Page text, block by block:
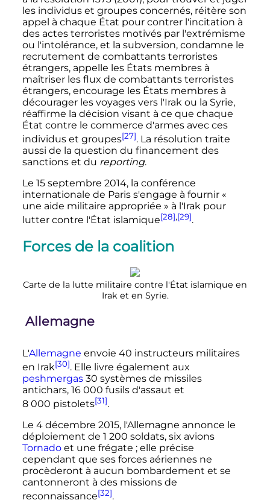
les individus et groupes concernés, réitère son
appel à chaque État pour contrer l'incitation à
des actes terroristes motivés par l'extrémisme
ou l'intolérance, et la subversion, condamne le
recrutement de combattants terroristes
étrangers, appelle les États membres à
maîtriser les flux de combattants terroristes
étrangers, encourage les États membres à
décourager les voyages vers l'Irak ou la Syrie,
réaffirme la décision visant à ce que chaque
État contre le commerce d'armes avec ces
individus et groupes[27]. La résolution traite
aussi de la question du financement des
sanctions et du reporting.
Le 15 septembre 2014, la conférence
internationale de Paris s'engage à fournir «
une aide militaire appropriée » à l'Irak pour
lutter contre l'État islamique[28],[29].
Forces de la coalition
Carte de la lutte militaire contre l'État islamique en
Irak et en Syrie.
Allemagne
L'Allemagne envoie 40 instructeurs militaires
en Irak[30]. Elle livre également aux
peshmergas30 systèmes de missiles
antichars, 16 000 fusilsd'assaut et
8 000 pistolets[31].
Le 4 décembre 2015, l'Allemagne annonce le
déploiement de 1 200 soldats, six avions
Tornadoet une frégate ; elle précise
cependant que ses forces aériennes ne
procèderont à aucun bombardement et se
cantonneront à des missions de
reconnaissance[32].